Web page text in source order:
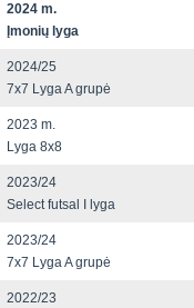
2024 m.
Įmonių lyga
2024/25
7x7 Lyga A grupė
2023 m.
Lyga 8x8
2023/24
Select futsal I lyga
2023/24
7x7 Lyga A grupė
2022/23